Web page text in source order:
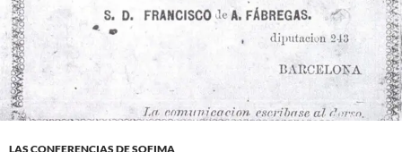
LAS CONFERENCIAS DE SOFIMA